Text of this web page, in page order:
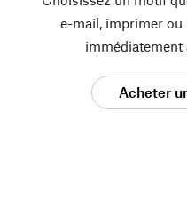
e-mail, imprimer ou
immédiatement
Acheter